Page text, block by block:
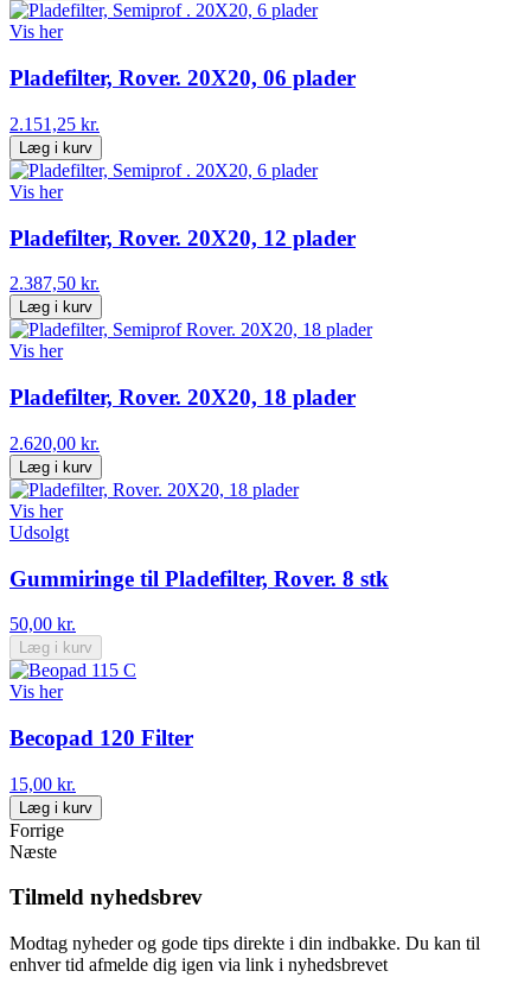
Vis her
Pladefilter, Rover. 20X20, 06 plader
2.151,25 kr.
Læg i kurv
Vis her
Pladefilter, Rover. 20X20, 12 plader
2.387,50 kr.
Læg i kurv
Vis her
Pladefilter, Rover. 20X20, 18 plader
2.620,00 kr.
Læg i kurv
Vis her
Udsolgt
Gummiringe til Pladefilter, Rover. 8 stk
50,00 kr.
Læg i kurv
Vis her
Becopad 120 Filter
15,00 kr.
Læg i kurv
Forrige
Næste
Tilmeld nyhedsbrev
Modtag nyheder og gode tips direkte i din indbakke. Du kan til
enhver tid afmelde dig igen via link i nyhedsbrevet